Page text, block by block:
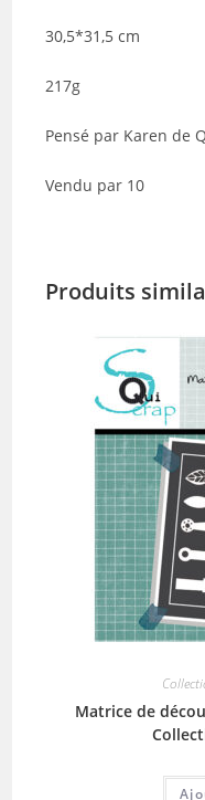
30,5*31,5 cm
217g
Pensé par Karen de
Vendu par 10
Produits
Matrice de